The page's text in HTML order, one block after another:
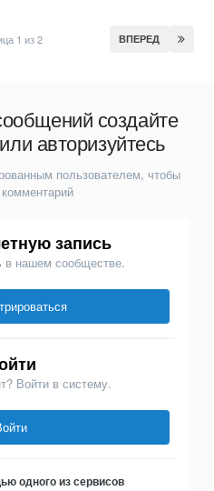
ВПЕРЕД
1 из 2
создайте
авторизуйтесь
пользователем, чтобы
запись
в нашем сообществе.
Войти в систему.
одного из сервисов